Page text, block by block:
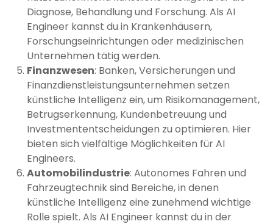
Diagnose, Behandlung und Forschung. Als AI
Engineer kannst du in Krankenhäusern,
Forschungseinrichtungen oder medizinischen
Unternehmen tätig werden.
Finanzwesen: Banken, Versicherungen und
Finanzdienstleistungsunternehmen setzen
künstliche Intelligenz ein, um Risikomanagement,
Betrugserkennung, Kundenbetreuung und
Investmententscheidungen zu optimieren. Hier
bieten sich vielfältige Möglichkeiten für AI
Engineers.
Automobilindustrie: Autonomes Fahren und
Fahrzeugtechnik sind Bereiche, in denen
künstliche Intelligenz eine zunehmend wichtige
Rolle spielt. Als AI Engineer kannst du in der